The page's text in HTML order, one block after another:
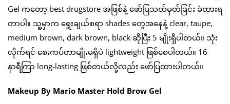
Gel ကတော့ best drugstore အဖြစ်နဲ့ ဖော်ပြသတ်မှတ်ခြင်း ခံထားရ
တာပါ။ သူ့မှာက ရွေးချယ်စရာ shades တွေအနေနဲ့ clear, taupe,
medium brown, dark brown, black ဆိုပြီး 5 မျိုးရှိပါတယ်။ သုံး
လိုက်ရင် စေးကပ်တာမျိုးမရှိပဲ lightweight ဖြစ်စေပါတယ်။ 16
နာရီကြာ long-lasting ဖြစ်တယ်လို့လည်း ဖော်ပြထားပါတယ်။
Makeup By Mario Master Hold Brow Gel